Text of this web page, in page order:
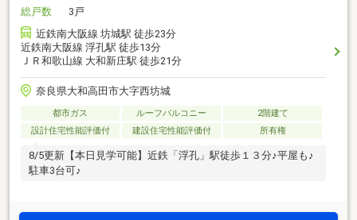
総戸数
3戸
近鉄南大阪線 坊城駅 徒歩23分
近鉄南大阪線 浮孔駅 徒歩13分
ＪＲ和歌山線 大和新庄駅 徒歩21分
奈良県大和高田市大字西坊城
都市ガス ルーフバルコニー
2階建て
設計住宅性能評価付
建設住宅性能評価付 所有権
8/5更新【本日見学可能】近鉄「浮孔」駅徒歩１３分♪平屋も♪
駐車3台可♪